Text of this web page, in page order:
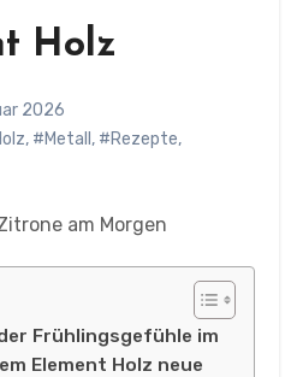
Holz
2026
, #Metall , #Rezepte,
Frühlingsgefühle im
Element Holz neue